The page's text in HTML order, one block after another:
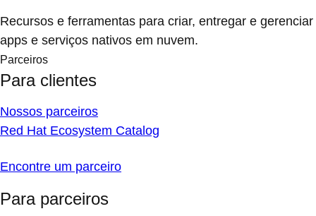
Recursos e ferramentas para criar, entregar e gerenciar
apps e serviços nativos em nuvem.
Parceiros
Para clientes
Nossos parceiros
Red Hat Ecosystem Catalog
Encontre um parceiro
Para parceiros